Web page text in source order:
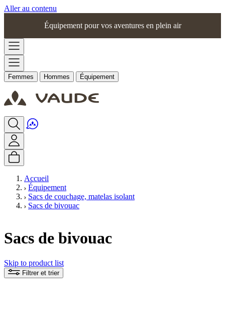
Aller au contenu
Équipement pour vos aventures en plein air
Femmes Hommes Équipement
Accueil
Équipement
Sacs de couchage, matelas isolant
Sacs de bivouac
Sacs de bivouac
Skip to product list
Filtrer et trier